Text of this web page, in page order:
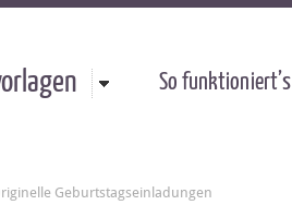
So funktioniert’s
Geburtstagseinladungen